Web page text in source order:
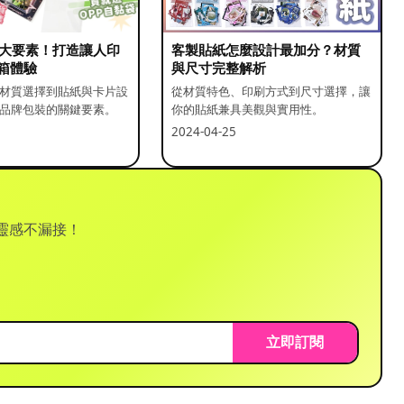
要素！打造讓人印
體驗
質選擇到貼紙與卡片設
牌包裝的關鍵要素。
客製貼紙怎麼設計最加分？材質
與尺寸完整解析
從材質特色、印刷方式到尺寸選擇，讓
你的貼紙兼具美觀與實用性。
2024-04-25
不漏接！
立即訂閱